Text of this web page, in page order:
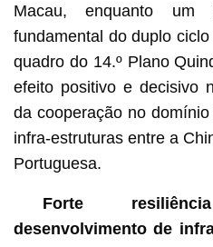
Macau, enquanto um
fundamental do duplo
quadro do 14.º Plano
efeito positivo e decisivo
da cooperação no
infra-estruturas entre a
Portuguesa.
Forte resiliência
desenvolvimento de